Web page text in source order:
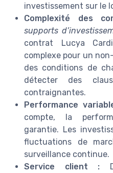
investissement sur le
Complexité des
supports
contrat Lucya
complexe pour un
des conditions de
détecter des
contraignantes.
Performance
compte, la
garantie. Les
fluctuations de
surveillance continue.
Service client :